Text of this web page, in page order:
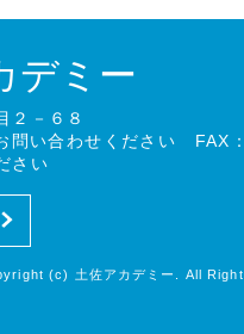
デミー
２－６８
問い合わせください FAX
さい
(c) 土佐アカデミー. All